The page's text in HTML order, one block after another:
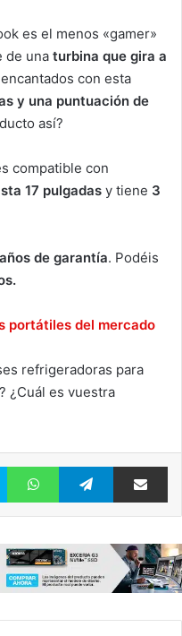
es el menos «gamer»
de una turbina que gira a
con esta
y una puntuación de
así?
compatible con
17 pulgadas y tiene 3
de garantía. Podéis
portátiles del mercado
refrigeradoras para
¿Cuál es vuestra
Skype WhatsAppTelegram